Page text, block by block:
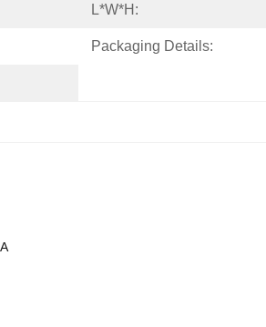
L*W*H:
Packaging Details: